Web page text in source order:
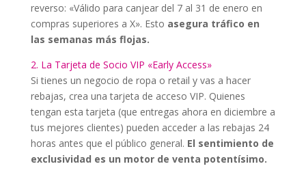
reverso: «Válido para canjear del 7 al 31 de enero en
compras superiores a X». Esto asegura tráfico en
las semanas más flojas.
2. La Tarjeta de Socio VIP «Early Access»
Si tienes un negocio de ropa o retail y vas a hacer
rebajas, crea una tarjeta de acceso VIP. Quienes
tengan esta tarjeta (que entregas ahora en diciembre a
tus mejores clientes) pueden acceder a las rebajas 24
horas antes que el público general. El sentimiento de
exclusividad es un motor de venta potentísimo.